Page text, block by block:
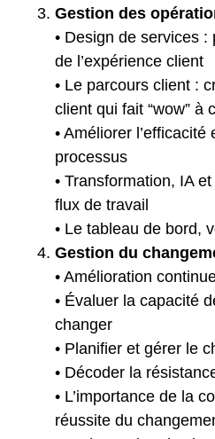
Gestion des
• Design de services :
de l’expérience client
• Le parcours client :
client qui fait “wow” à
• Améliorer
processus
• Transformation, IA
flux de travail
• Le tableau de bord,
Gestion du
• Amélioration
• Évaluer la capacité
changer
• Planifier et gérer le
• Décoder la
• L’importance de la
réussite du